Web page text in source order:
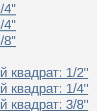
4"
4"
8"
квадрат: 1/2"
квадрат: 1/4"
квадрат: 3/8"